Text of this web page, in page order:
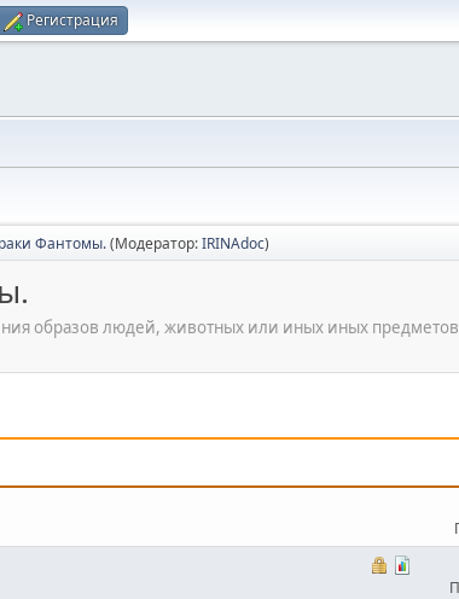
Регистрация
Фантомы.(Модератор:IRINAdoc)
образов людей, животных или иных иных